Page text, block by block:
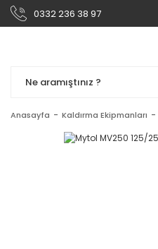
0332 236 38 97
Anasayfa Kaldırma Ekipmanları